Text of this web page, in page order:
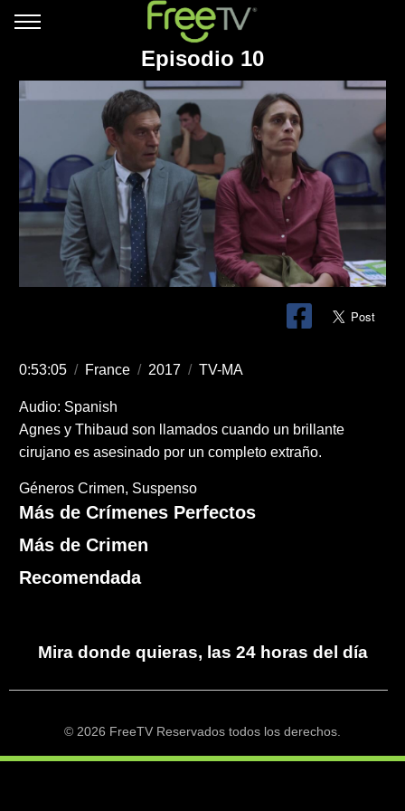
Episodio 10
0:53:05 / France / 2017 / TV-MA
Audio: Spanish
Agnes y Thibaud son llamados cuando un brillante
cirujano es asesinado por un completo extraño.
Géneros Crimen Suspenso
Más de Crímenes Perfectos
Más de Crimen
Recomendada
Mira donde quieras, las 24 horas del día
© 2026 FreeTV Reservados todos los derechos.